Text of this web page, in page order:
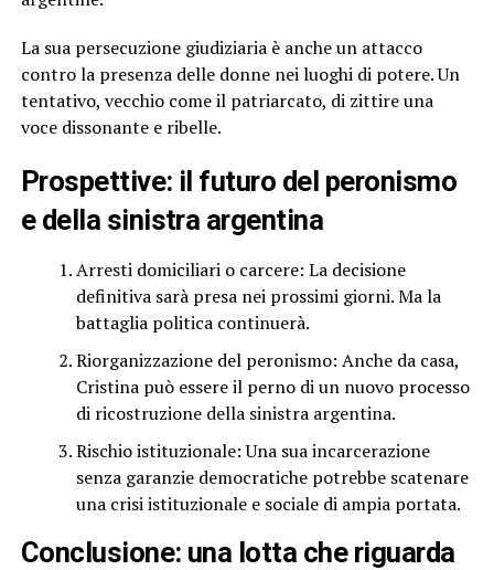
La sua persecuzione giudiziaria è anche un attacco
contro la presenza delle donne nei luoghi di potere. Un
tentativo, vecchio come il patriarcato, di zittire una
voce dissonante e ribelle.
Prospettive: il futuro del peronismo
e della sinistra argentina
Arresti domiciliari o carcere: La decisione
definitiva sarà presa nei prossimi giorni. Ma la
battaglia politica continuerà.
Riorganizzazione del peronismo: Anche da casa,
Cristina può essere il perno di un nuovo processo
di ricostruzione della sinistra argentina.
Rischio istituzionale: Una sua incarcerazione
senza garanzie democratiche potrebbe scatenare
una crisi istituzionale e sociale di ampia portata.
Conclusione: una lotta che riguarda